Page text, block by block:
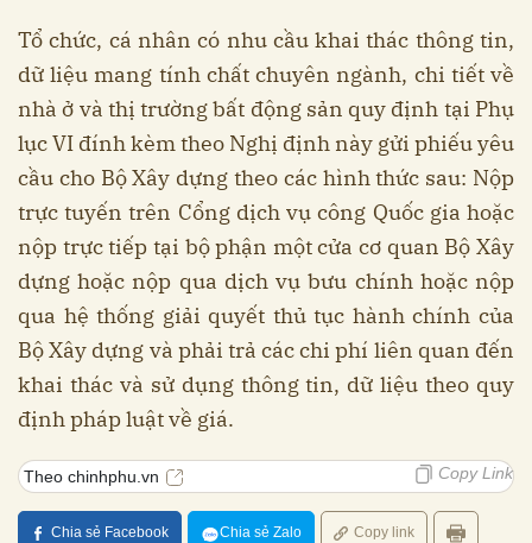
Tổ chức, cá nhân có nhu cầu khai thác thông tin,
dữ liệu mang tính chất chuyên ngành, chi tiết về
nhà ở và thị trường bất động sản quy định tại Phụ
lục VI đính kèm theo Nghị định này gửi phiếu yêu
cầu cho Bộ Xây dựng theo các hình thức sau: Nộp
trực tuyến trên Cổng dịch vụ công Quốc gia hoặc
nộp trực tiếp tại bộ phận một cửa cơ quan Bộ Xây
dựng hoặc nộp qua dịch vụ bưu chính hoặc nộp
qua hệ thống giải quyết thủ tục hành chính của
Bộ Xây dựng và phải trả các chi phí liên quan đến
khai thác và sử dụng thông tin, dữ liệu theo quy
định pháp luật về giá.
Theo chinhphu.vn Copy Link
Chia sẻ Facebook Chia sẻ Zalo Copy link